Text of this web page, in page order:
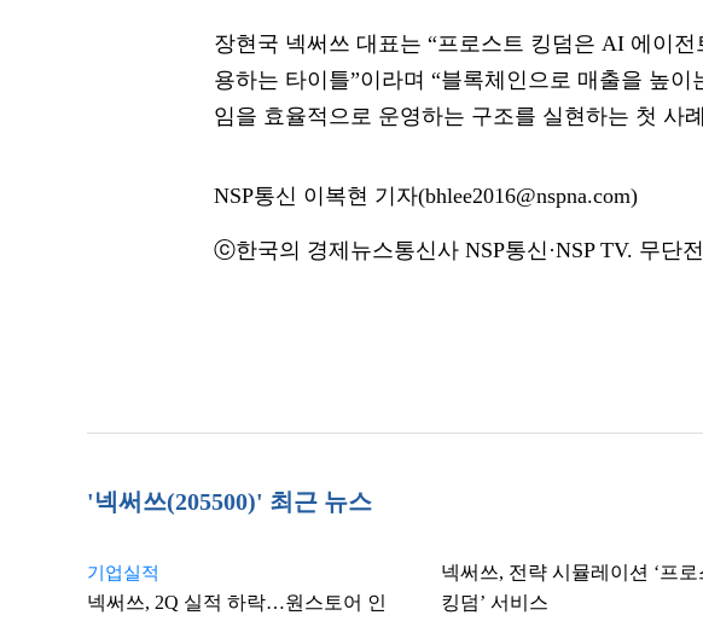
장현국 넥써쓰 대표는 “프로스트 킹덤은 AI 에이
용하는 타이틀”이라며 “블록체인으로 매출을 높이
임을 효율적으로 운영하는 구조를 실현하는 첫 사
NSP통신 이복현 기자(bhlee2016@nspna.com)
ⓒ한국의 경제뉴스통신사 NSP통신·NSP TV. 무단
'넥써쓰(205500)' 최근 뉴스
기업실적
넥써쓰, 2Q 실적 하락…원스토어 인
넥써쓰, 전략 시뮬레이션 ‘프로
킹덤’ 서비스